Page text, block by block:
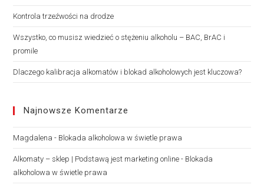
Kontrola trzeźwości na drodze
Wszystko, co musisz wiedzieć o stężeniu alkoholu – BAC, BrAC i
promile
Dlaczego kalibracja alkomatów i blokad alkoholowych jest kluczowa?
Najnowsze Komentarze
Magdalena - Blokada alkoholowa w świetle prawa
Alkomaty – sklep | Podstawą jest marketing online - Blokada
alkoholowa w świetle prawa